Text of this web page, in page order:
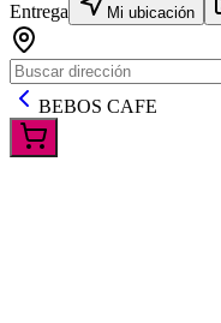
Entrega Mi ubicación
BEBOS CAFE